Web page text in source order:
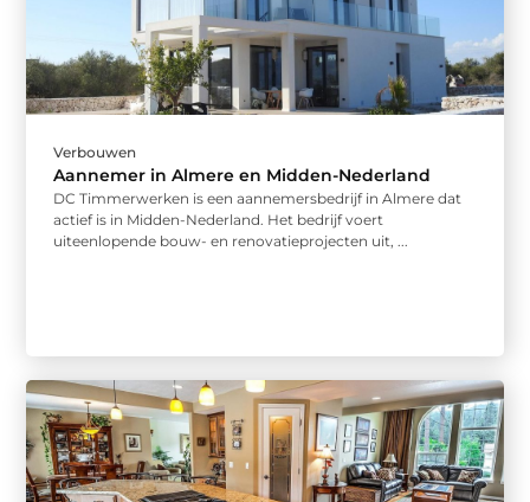
Verbouwen
Aannemer in Almere en Midden-Nederland
DC Timmerwerken is een aannemersbedrijf in Almere dat
actief is in Midden-Nederland. Het bedrijf voert
uiteenlopende bouw- en renovatieprojecten uit, ...